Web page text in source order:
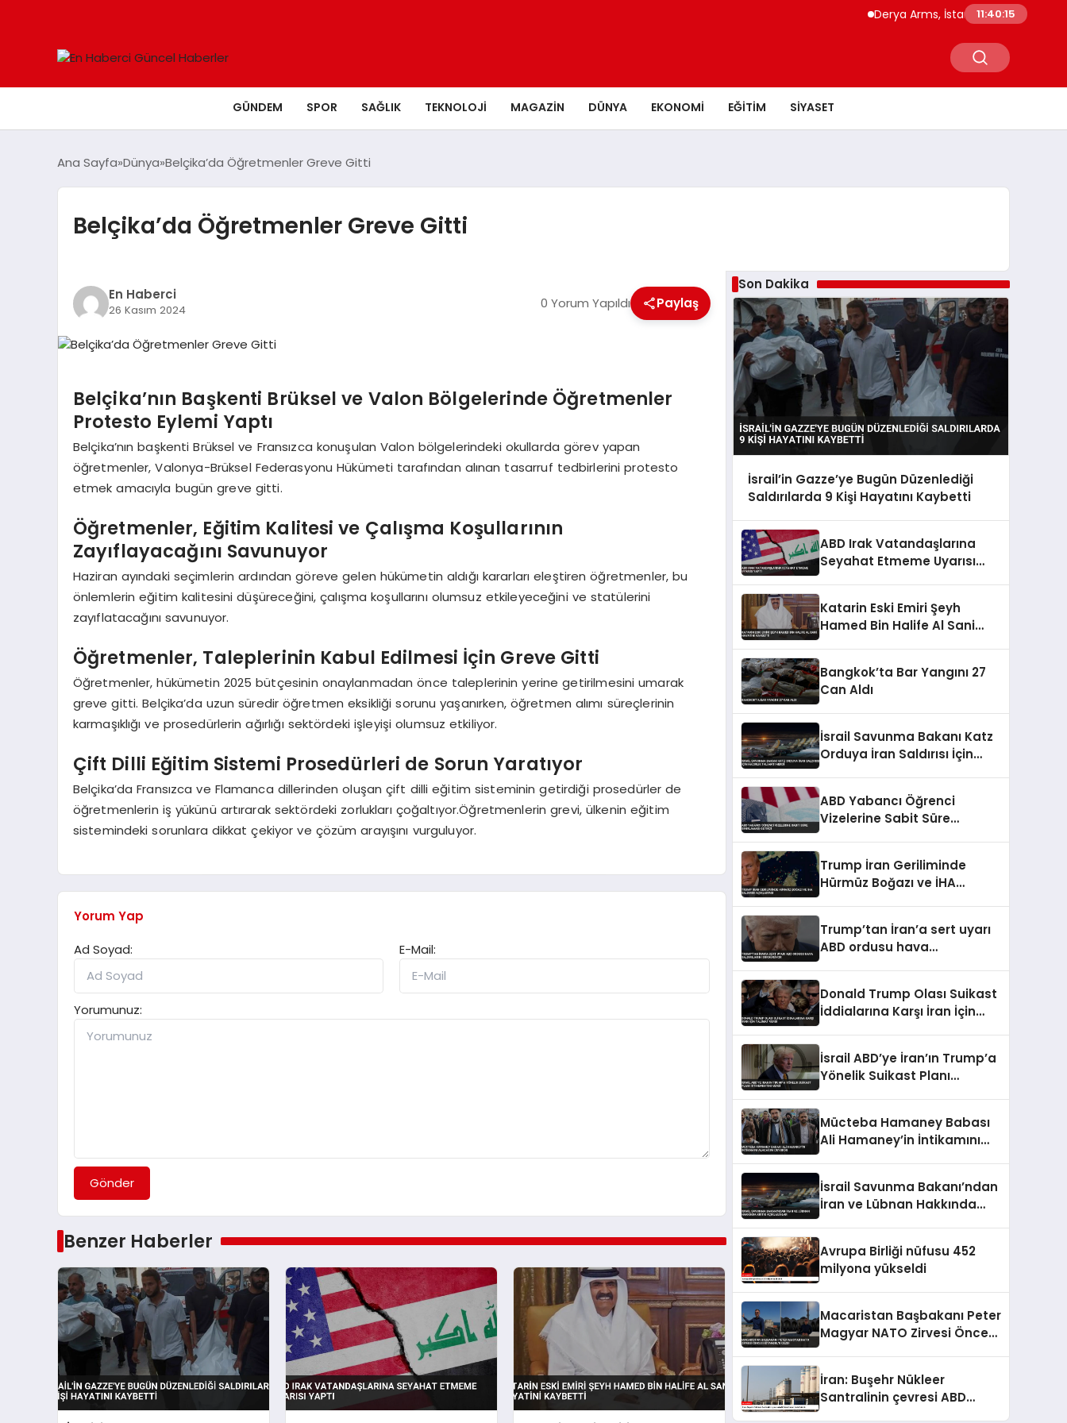
Derya Arms, İstanbul Prohunt
11:40:16
GÜNDEM SPOR SAĞLIK TEKNOLOJI MAGAZIN DÜNYA EKONOMI EĞITIM SIYASET
Ana Sayfa Dünya Belçika’da Öğretmenler Greve Gitti
Belçika’da Öğretmenler Greve Gitti
En Haberci
26 Kasım 2024 0 Yorum Yapıldı Paylaş
Belçika’nın Başkenti Brüksel ve Valon Bölgelerinde Öğretmenler
Protesto Eylemi Yaptı
Belçika’nın başkenti Brüksel ve Fransızca konuşulan Valon bölgelerindeki okullarda görev yapan
öğretmenler, Valonya-Brüksel Federasyonu Hükümeti tarafından alınan tasarruf tedbirlerini protesto
etmek amacıyla bugün greve gitti.
Öğretmenler, Eğitim Kalitesi ve Çalışma Koşullarının
Zayıflayacağını Savunuyor
Haziran ayındaki seçimlerin ardından göreve gelen hükümetin aldığı kararları eleştiren öğretmenler, bu
önlemlerin eğitim kalitesini düşüreceğini, çalışma koşullarını olumsuz etkileyeceğini ve statülerini
zayıflatacağını savunuyor.
Öğretmenler, Taleplerinin Kabul Edilmesi İçin Greve Gitti
Öğretmenler, hükümetin 2025 bütçesinin onaylanmadan önce taleplerinin yerine getirilmesini umarak
greve gitti. Belçika’da uzun süredir öğretmen eksikliği sorunu yaşanırken, öğretmen alımı süreçlerinin
karmaşıklığı ve prosedürlerin ağırlığı sektördeki işleyişi olumsuz etkiliyor.
Çift Dilli Eğitim Sistemi Prosedürleri de Sorun Yaratıyor
Belçika’da Fransızca ve Flamanca dillerinden oluşan çift dilli eğitim sisteminin getirdiği prosedürler de
öğretmenlerin iş yükünü artırarak sektördeki zorlukları çoğaltıyor.Öğretmenlerin grevi, ülkenin eğitim
sistemindeki sorunlara dikkat çekiyor ve çözüm arayışını vurguluyor.
Yorum Yap
Ad Soyad:
E-Mail:
Yorumunuz:
Gönder
Benzer Haberler
Son Dakika
İsrail’in Gazze’ye Bugün Düzenlediği
Saldırılarda 9 Kişi Hayatını Kaybetti
ABD Irak Vatandaşlarına
Seyahat Etmeme Uyarısı
Katarin Eski Emiri Şeyh
Hamed Bin Halife Al Sani
Bangkok’ta Bar Yangını 27
Can Aldı
İsrail Savunma Bakanı Katz
Orduya İran Saldırısı İçin
ABD Yabancı Öğrenci
Vizelerine Sabit Süre
Trump İran Geriliminde
Hürmüz Boğazı ve İHA
Trump’tan İran’a sert uyarı
ABD ordusu hava
Donald Trump Olası Suikast
İddialarına Karşı İran İçin
İsrail ABD’ye İran’ın Trump’a
Yönelik Suikast Planı
Mücteba Hamaney Babası
Ali Hamaney’in İntikamını
İsrail Savunma Bakanı’ndan
İran ve Lübnan Hakkında
Avrupa Birliği nüfusu 452
milyona yükseldi
Macaristan Başbakanı Peter
Magyar NATO Zirvesi Öncesi
İran: Buşehr Nükleer
Santralinin çevresi ABD